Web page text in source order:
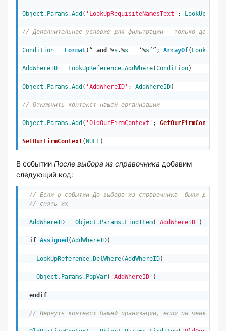
Object .Params.Add ( 'LookUpRequisiteNamesText' ;
// Дополнительное условие для фильтрации - только
Condition = Format(“ and %s .%s = ‘%s ’”; ArrayOf(
AddWhereID = LookUpReference.AddWhere(Condition)
Object .Params.Add ( 'AddWhereID' ; AddWhereID)
// Отключить контекст нашей организации
Object .Params.Add ( 'OldOurFirmContext' ; GetOurFirmContext
SetOurFirmContext( NULL)
В событии После выбора из справочника добавим
следующий код:
// Если в событии До выбора из справочника  были
// снять их
AddWhereID = Object .Params.FindItem( 'AddWhereID' )
if Assigned (AddWhereID)
LookUpReference.DelWhere(AddWhereID)
Object .Params.PopVar( 'AddWhereID' )
endif
// Вернуть контекст Нашей оранизации, если он менялся